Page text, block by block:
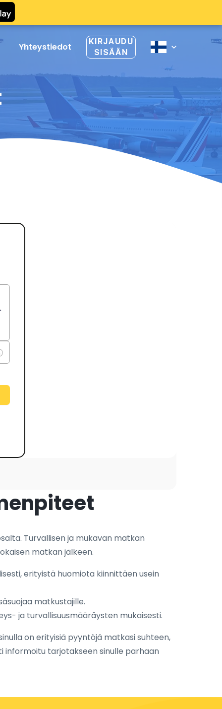
Yhteystiedot
KIRJAUDU
SISÄÄN
Turvallisen ja mukavan matkan
matkan jälkeen.
erityistä huomiota kiinnittäen usein
matkustajille.
ja turvallisuusmääräysten mukaisesti.
on erityisiä pyyntöjä matkasi suhteen,
informoitu tarjotakseen sinulle parhaan